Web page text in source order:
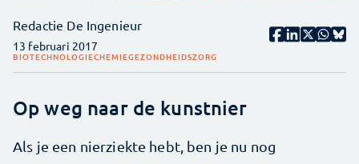
Redactie De Ingenieur
13 februari 2017
BIOTECHNOLOGIECHEMIEGEZONDHEIDSZORG
Op weg naar de kunstnier
Als je een nierziekte hebt, ben je nu nog